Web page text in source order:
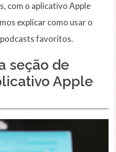
com o aplicativo Apple
explicar como usar o
favoritos.
seção de
Apple